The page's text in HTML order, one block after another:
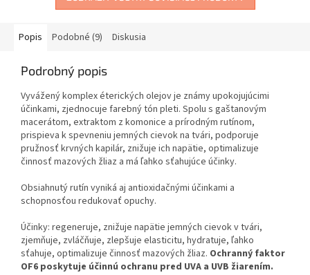
Popis Podobné (9) Diskusia
Podrobný popis
Vyvážený komplex éterických olejov je známy upokojujúcimi
účinkami, zjednocuje farebný tón pleti. Spolu s gaštanovým
macerátom, extraktom z komonice a prírodným rutínom,
prispieva k spevneniu jemných cievok na tvári, podporuje
pružnosť krvných kapilár, znižuje ich napätie, optimalizuje
činnosť mazových žliaz a má ľahko sťahujúce účinky.
Obsiahnutý rutín vyniká aj antioxidačnými účinkami a
schopnosťou redukovať opuchy.
Účinky: regeneruje, znižuje napätie jemných cievok v tvári,
zjemňuje, zvláčňuje, zlepšuje elasticitu, hydratuje, ľahko
sťahuje, optimalizuje činnosť mazových žliaz. Ochranný faktor
OF6 poskytuje účinnú ochranu pred UVA a UVB žiarením.